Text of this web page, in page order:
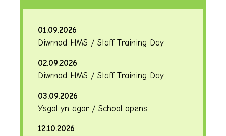
01.09.2026
Diwrnod HMS / Staff Training Day
02.09.2026
Diwrnod HMS / Staff Training Day
03.09.2026
Ysgol yn agor / School opens
12.10.2026